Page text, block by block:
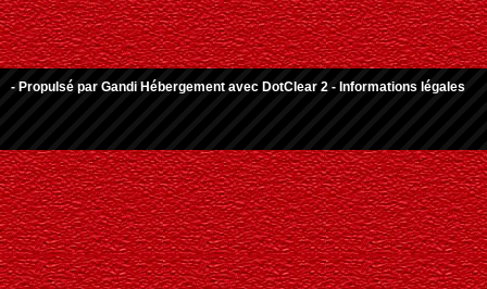
- Propulsé par Gandi Hébergement avec DotClear 2 - Informations légales